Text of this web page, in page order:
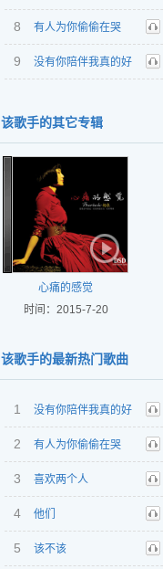
听
8
有人为你偷偷在哭
听
9 没有你陪伴我真的好
听
该歌手的其它专辑
心痛的感觉
时间：2015-7-20
该歌手的最新热门歌曲
1 没有你陪伴我真的好
孤单
听
2
有人为你偷偷在哭
听
3
喜欢两个人
听
4
他们
听
5
该不该
听